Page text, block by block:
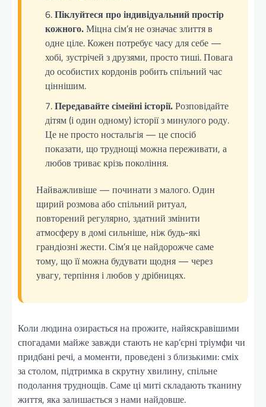
Піклуйтеся про індивідуальний простір
кожного.Міцна сім’я не означає злиття в
одне ціле. Кожен потребує часу для себе —
хобі, зустрічей з друзями, просто тиші. Повага
до особистих кордонів робить спільний час
ціннішим.
Передавайте сімейні історії.Розповідайте
дітям (і один одному) історії з минулого роду.
Це не просто ностальгія — це спосіб
показати, що труднощі можна переживати, а
любов триває крізь покоління.
Найважливіше — починати з малого. Один
щирий розмова або спільний ритуал,
повторений регулярно, здатний змінити
атмосферу в домі сильніше, ніж будь-які
грандіозні жести. Сім’я це найдорожче саме
тому, що її можна будувати щодня — через
увагу, терпіння і любов у дрібницях.
Коли людина озирається на прожите, найяскравішими
спогадами майже завжди стають не кар’єрні тріумфи чи
придбані речі, а моменти, проведені з близькими: сміх
за столом, підтримка в скрутну хвилину, спільне
подолання труднощів. Саме ці миті складають тканину
життя, яка залишається з нами найдовше.